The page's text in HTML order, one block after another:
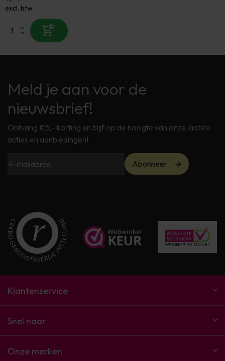
excl. btw
Meld je aan voor de
nieuwsbrief!
Ontvang €5,- korting en blijf op de hoogte van onze laatste
acties en aanbiedingen!
Abonneer
Klantenservice
Snel naar
Onze merken